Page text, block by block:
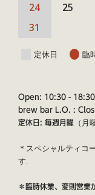
24
25
31
定休日 臨
Open: 10:30 - 18:30
brew bar L.O. :
定休日: 毎週月曜
（
＊スペシャルティコ
す.
＊臨時休業、変則営業